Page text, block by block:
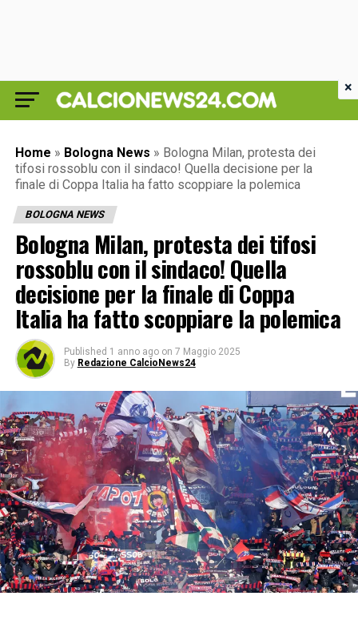
Home » Bologna News » Bologna Milan, protesta dei
tifosi rossoblu con il sindaco! Quella decisione per la
finale di Coppa Italia ha fatto scoppiare la polemica
BOLOGNA NEWS
Bologna Milan, protesta dei tifosi
rossoblu con il sindaco! Quella
decisione per la finale di Coppa
Italia ha fatto scoppiare la polemica
Published 1 anno ago on 7 Maggio 2025
By Redazione CalcioNews24
×